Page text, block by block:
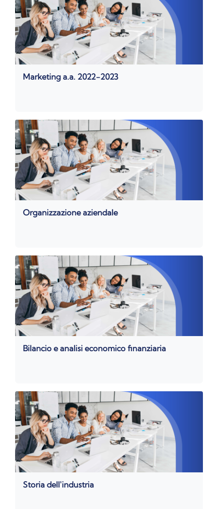
Marketing a.a. 2022-2023
Organizzazione aziendale
Bilancio e analisi economico finanziaria
Storia dell'industria